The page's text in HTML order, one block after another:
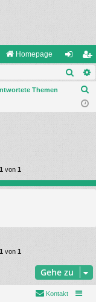
Homepage
n eg
ist
rie
Themen
1von 1
1von 1
Gehe zu
Kontakt